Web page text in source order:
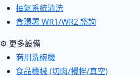
抽氣系統清洗
食環署 WR1/WR2 諮詢
⚙ 更多設備
商用洗碗機
食品機械 (切肉/攪拌/真空)